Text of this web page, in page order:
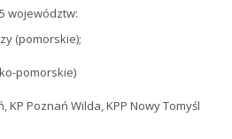
województw:
(pomorskie);
pomorskie)
KP Poznań Wilda, KPP Nowy Tomyśl